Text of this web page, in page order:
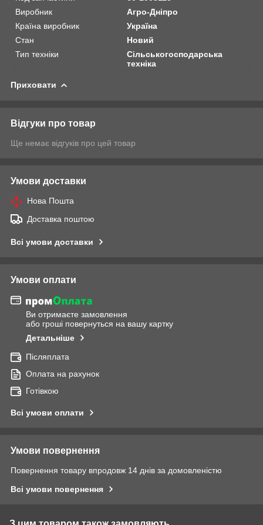
Виробник
Агро-Дніпро
Країна виробник
Україна
Стан
Новий
Тип техніки
Сільськогосподарська
техніка
Приховати
Відгуки про товар
Ще немає відгуків про цей товар
Умови доставки
Нова Пошта
Доставка поштою
Всі умови доставки
Умови оплати
Ви отримаєте замовлення
або гроші повернуться на вашу картку
Детальніше
Післяплата
Оплата на рахунок
Готівкою
Всі умови оплати
Умови повернення
Повернення товару впродовж 14 днів за домовленістю
Всі умови повернення